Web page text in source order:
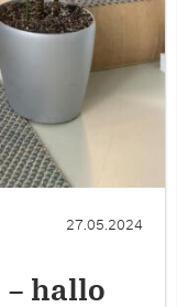
27.05.2024
hallo